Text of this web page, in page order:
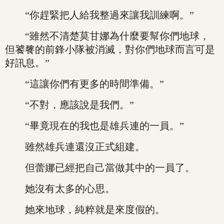
“你趕緊把人給我整過來讓我訓練啊。”
“雖然不清楚莫甘娜為什麼要幫你們地球，
但饕餮的前鋒小隊被消滅，對你們地球而言可是
好訊息。”
“這讓你們有更多的時間準備。”
“不對，應該說是我們。”
“畢竟現在的我也是雄兵連的一員。”
雖然雄兵連還沒正式組建。
但蕾娜已經把自己當做其中的一員了。
她沒有太多的心思。
她來地球，純粹就是來度假的。